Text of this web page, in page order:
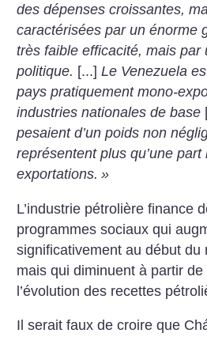
des dépenses croissantes,
caractérisées par un énorme
très faible efficacité, mais par
politique. [...]Le Venezuela
pays pratiquement mono-
industries nationales de base
pesaient d’un poids non
représentent plus qu’une
exportations. »
L’industrie pétrolière finance
programmes sociaux qui
significativement au début du
mais qui diminuent à partir
l’évolution des recettes
Il serait faux de croire que